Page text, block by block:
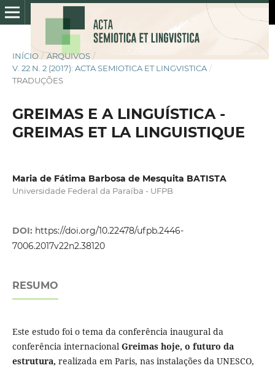
INÍCIO / ARQUIVOS /
V. 22 N. 2 (2017): ACTA SEMIOTICA ET LINGVISTICA /
TRADUÇÕES
GREIMAS E A LINGUÍSTICA -
GREIMAS ET LA LINGUISTIQUE
Maria de Fátima Barbosa de Mesquita BATISTA
Universidade Federal da Paraíba - UFPB
DOI: https://doi.org/10.22478/ufpb.2446-
7006.2017v22n2.38120
RESUMO
Este estudo foi o tema da conferência inaugural da
conferência internacional Greimas hoje, o futuro da
estrutura, realizada em Paris, nas instalações da UNESCO,